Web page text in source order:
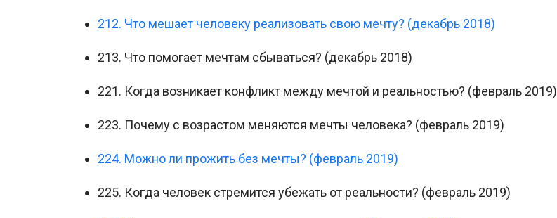
212. Что мешает человеку реализовать свою мечту? (декабрь 2018)
213. Что помогает мечтам сбываться? (декабрь 2018)
221. Когда возникает конфликт между мечтой и реальностью? (февраль 2019)
223. Почему с возрастом меняются мечты человека? (февраль 2019)
224. Можно ли прожить без мечты? (февраль 2019)
225. Когда человек стремится убежать от реальности? (февраль 2019)